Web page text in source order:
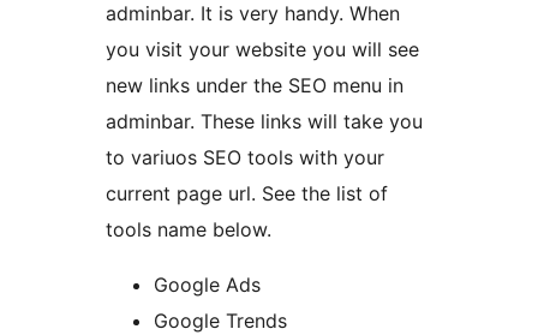
adminbar. It is very handy. When
you visit your website you will see
new links under the SEO menu in
adminbar. These links will take you
to variuos SEO tools with your
current page url. See the list of
tools name below.
Google Ads
Google Trends